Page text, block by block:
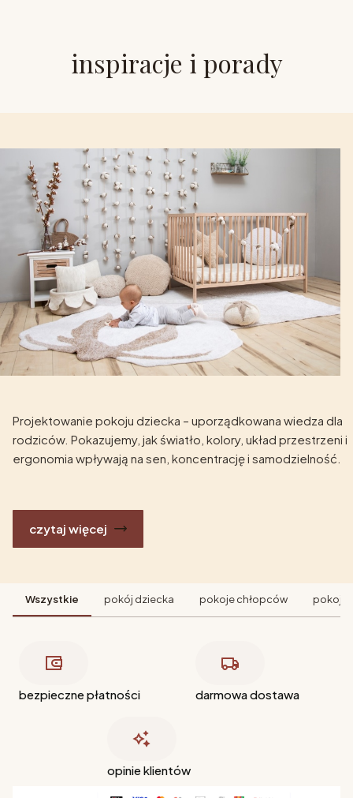
inspiracje i porady
Projektowanie pokoju dziecka – uporządkowana wiedza dla
rodziców. Pokazujemy, jak światło, kolory, układ przestrzeni i
ergonomia wpływają na sen, koncentrację i samodzielność.
czytaj więcej
Wszystkie pokój dziecka pokoje chłopców pokoje
bezpieczne płatności darmowa dostawa
opinie klientów